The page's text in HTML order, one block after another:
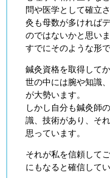
問や医学として確立
灸も母数が多ければ
のではないかと思い
すでにそのような形
鍼灸資格を取得してか
世の中には腕や知識
が大勢います。
しかし自分も鍼灸師
識、技術があり、そ
思っています。
それが私を信頼して
にもなると確信してい